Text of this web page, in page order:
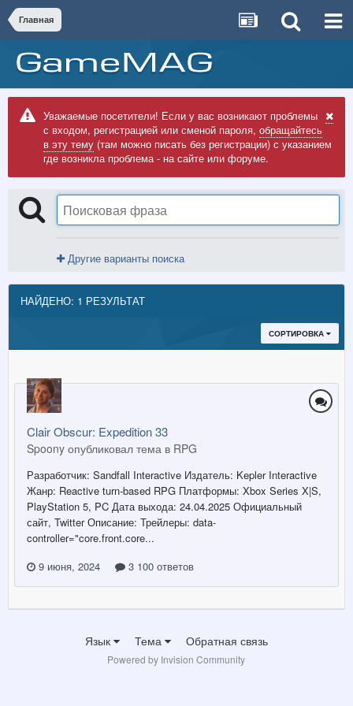
Главная
Уважаемые посетители! Если у вас возникают проблемы
с входом, регистрацией или сменой пароля, обращайтесь
в эту тему (там можно писать без регистрации) с указанием
где возникла проблема - на сайте или форуме.
Другие варианты поиска
НАЙДЕНО: 1 РЕЗУЛЬТАТ
СОРТИРОВКА
Clair Obscur: Expedition 33
Spoony опубликовал тема в RPG
Разработчик: Sandfall Interactive Издатель: Kepler Interactive
Жанр: Reactive turn-based RPG Платформы: Xbox Series X|S,
PlayStation 5, PC Дата выхода: 24.04.2025 Официальный
сайт, Twitter Описание: Трейлеры: data-
controller="core.front.core...
9 июня, 2024
3 100 ответов
Язык Тема Обратная связь
Powered by Invision Community